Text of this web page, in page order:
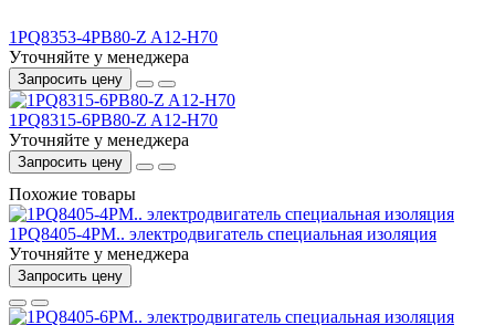
1PQ8353-4PB80-Z A12-H70
Уточняйте у менеджера
Запросить цену
1PQ8315-6PB80-Z A12-H70
Уточняйте у менеджера
Запросить цену
Похожие товары
1PQ8405-4PM.. электродвигатель специальная изоляция
Уточняйте у менеджера
Запросить цену